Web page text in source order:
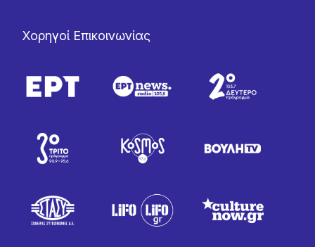
Χορηγοί Επικοινωνίας